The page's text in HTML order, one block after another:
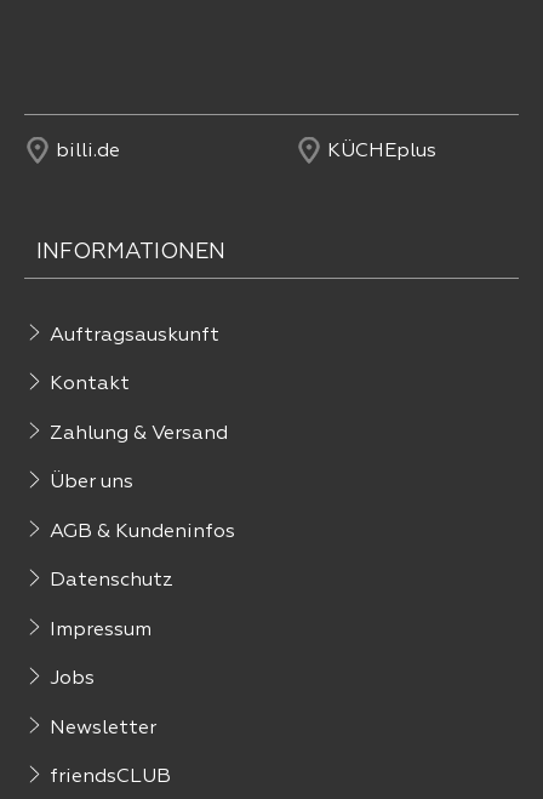
billi.de KÜCHEplus
INFORMATIONEN
Auftragsauskunft
Kontakt
Zahlung & Versand
Über uns
AGB & Kundeninfos
Datenschutz
Impressum
Jobs
Newsletter
friendsCLUB